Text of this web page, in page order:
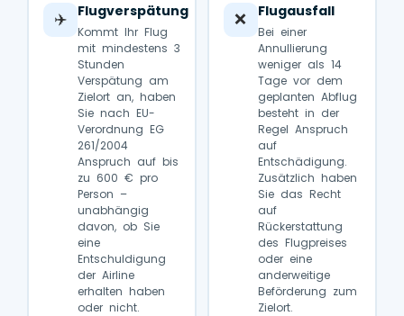
✈️ Flugverspätung
Kommt Ihr Flug
mit mindestens 3
Stunden
Verspätung am
Zielort an, haben
Sie nach EU-
Verordnung EG
261/2004
Anspruch auf bis
zu 600 € pro
Person –
unabhängig
davon, ob Sie
eine
Entschuldigung
der Airline
erhalten haben
oder nicht.
❌ Flugausfall
Bei einer
Annullierung
weniger als 14
Tage vor dem
geplanten Abflug
besteht in der
Regel Anspruch
auf
Entschädigung.
Zusätzlich haben
Sie das Recht
auf
Rückerstattung
des Flugpreises
oder eine
anderweitige
Beförderung zum
Zielort.